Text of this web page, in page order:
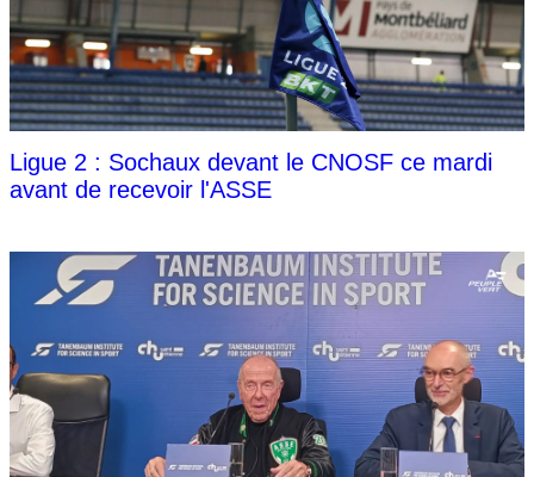
Ligue 2 : Sochaux devant le CNOSF ce mardi
avant de recevoir l'ASSE